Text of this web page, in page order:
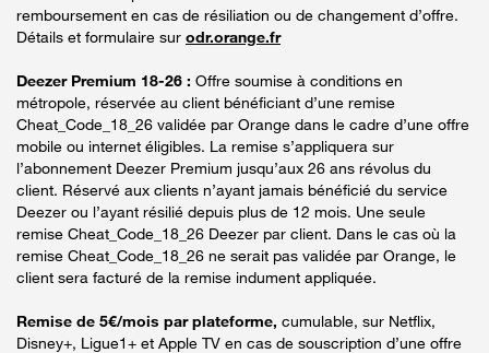
remboursement en cas de résiliation ou de changement d’offre.
Détails et formulaire sur odr.orange.fr
Deezer Premium 18-26 : Offre soumise à conditions en
métropole, réservée au client bénéficiant d’une remise
Cheat_Code_18_26 validée par Orange dans le cadre d’une offre
mobile ou internet éligibles. La remise s’appliquera sur
l’abonnement Deezer Premium jusqu’aux 26 ans révolus du
client. Réservé aux clients n’ayant jamais bénéficié du service
Deezer ou l’ayant résilié depuis plus de 12 mois. Une seule
remise Cheat_Code_18_26 Deezer par client. Dans le cas où la
remise Cheat_Code_18_26 ne serait pas validée par Orange, le
client sera facturé de la remise indument appliquée.
Remise de 5€/mois par plateforme, cumulable, sur Netflix,
Disney+, Ligue1+ et Apple TV en cas de souscription d’une offre